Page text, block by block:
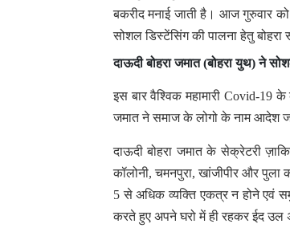
बकरीद मनाई जाती है। आज गुरुवार को
सोशल डिस्टेंसिंग की पालना हेतु
दाऊदी बोहरा जमात (बोहरा युथ) ने
इस बार वैश्विक महामारी Covid-19
जमात ने समाज के लोगो के नाम आदेश
दाऊदी बोहरा जमात के सेक्रेटरी
कॉलोनी, चमनपुरा, खांजीपीर और
5 से अधिक व्यक्ति एकत्र न होने एवं
करते हुए अपने घरो में ही रहकर ईद उल